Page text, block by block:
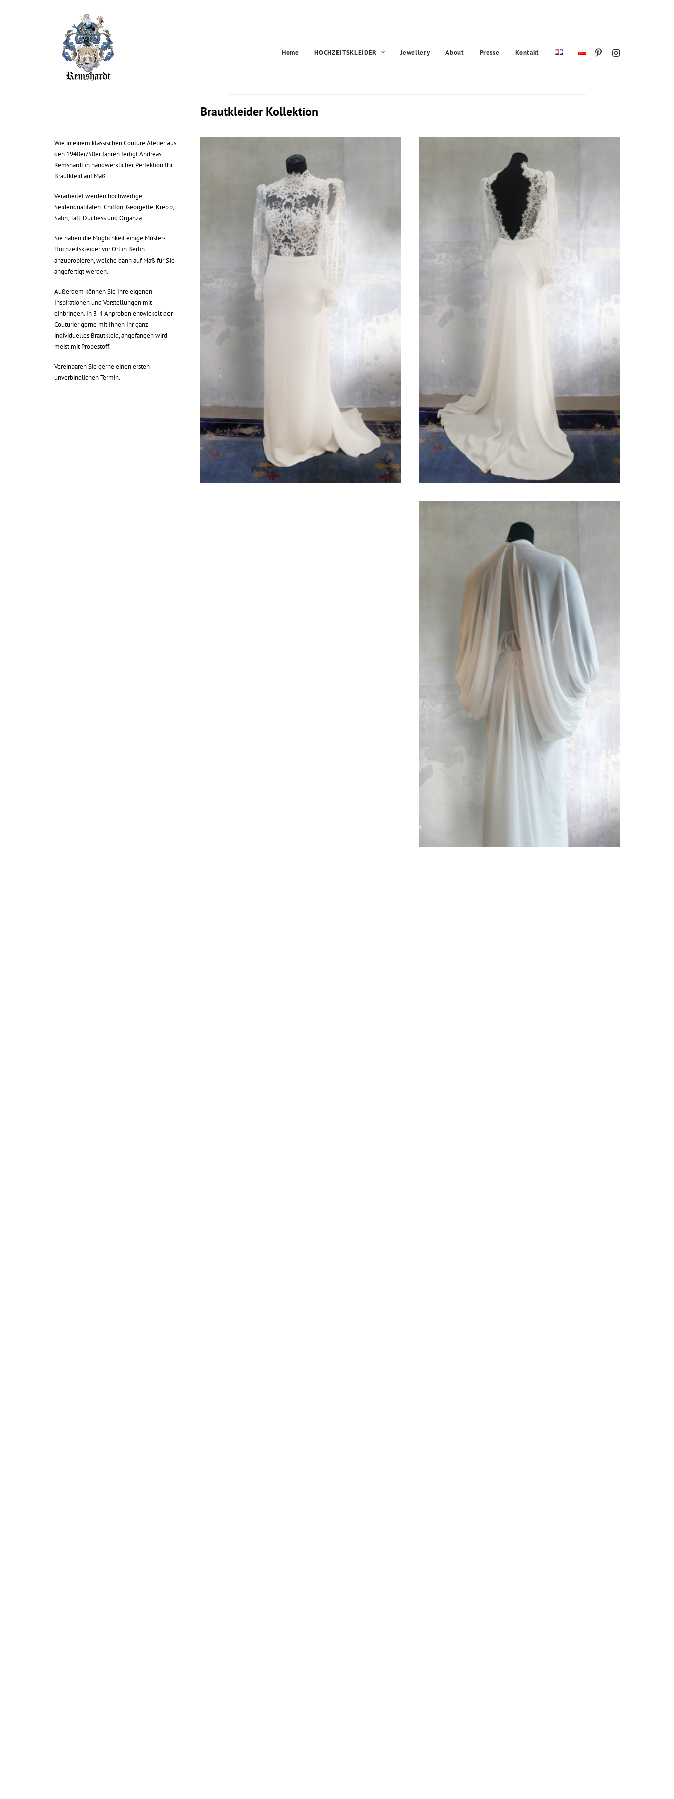
Home HOCHZEITSKLEIDER Jewellery About Presse Kontakt
Brautkleider Kollektion
Wie in einem klassischen Couture Atelier aus
den 1940er/50er Jahren fertigt Andreas
Remshardt in handwerklicher Perfektion Ihr
Brautkleid auf Maß.
Verarbeitet werden hochwertige
Seidenqualitäten: Chiffon, Georgette, Krepp,
Satin, Taft, Duchess und Organza.
Sie haben die Möglichkeit einige Muster-
Hochzeitskleider vor Ort in Berlin
anzuprobieren, welche dann auf Maß für Sie
angefertigt werden.
Außerdem können Sie Ihre eigenen
Inspirationen und Vorstellungen mit
einbringen. In 3-4 Anproben entwickelt der
Couturier gerne mit Ihnen Ihr ganz
individuelles Brautkleid, angefangen wird
meist mit Probestoff.
Vereinbaren Sie gerne einen ersten
unverbindlichen Termin.